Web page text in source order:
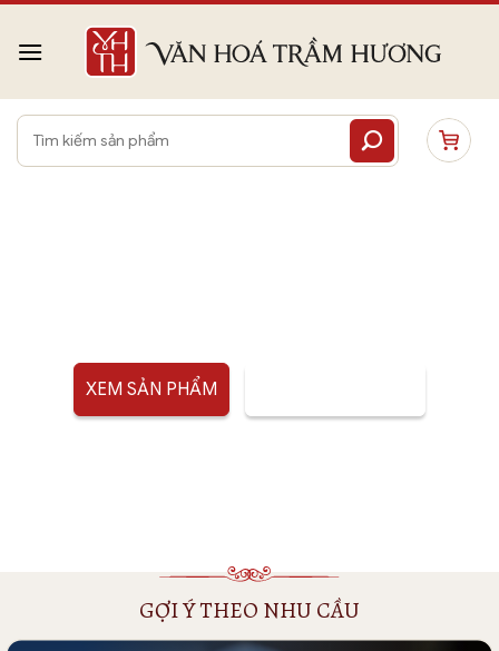
qua
dung
Tìm
XEM SẢN PHẨM
GỢI Ý THEO NHU CẦU